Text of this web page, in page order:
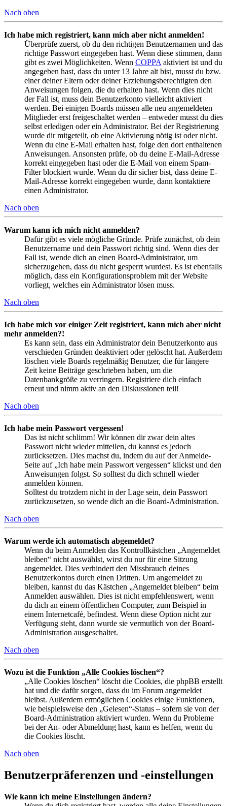
Nach oben
Ich habe mich registriert, kann mich aber nicht anmelden!
Überprüfe zuerst, ob du den richtigen Benutzernamen und das
richtige Passwort eingegeben hast. Wenn diese stimmen, dann
gibt es zwei Möglichkeiten. Wenn COPPA aktiviert ist und du
angegeben hast, dass du unter 13 Jahre alt bist, musst du bzw.
einer deiner Eltern oder deiner Erziehungsberechtigten den
Anweisungen folgen, die du erhalten hast. Wenn dies nicht
der Fall ist, muss dein Benutzerkonto vielleicht aktiviert
werden. Bei einigen Boards müssen alle neu angemeldeten
Mitglieder erst freigeschaltet werden – entweder musst du dies
selbst erledigen oder ein Administrator. Bei der Registrierung
wurde dir mitgeteilt, ob eine Aktivierung nötig ist oder nicht.
Wenn du eine E-Mail erhalten hast, folge den dort enthaltenen
Anweisungen. Ansonsten prüfe, ob du deine E-Mail-Adresse
korrekt eingegeben hast oder die E-Mail von einem Spam-
Filter blockiert wurde. Wenn du dir sicher bist, dass deine E-
Mail-Adresse korrekt eingegeben wurde, dann kontaktiere
einen Administrator.
Nach oben
Warum kann ich mich nicht anmelden?
Dafür gibt es viele mögliche Gründe. Prüfe zunächst, ob dein
Benutzername und dein Passwort richtig sind. Wenn dies der
Fall ist, wende dich an einen Board-Administrator, um
sicherzugehen, dass du nicht gesperrt wurdest. Es ist ebenfalls
möglich, dass ein Konfigurationsproblem mit der Website
vorliegt, welches ein Administrator lösen muss.
Nach oben
Ich habe mich vor einiger Zeit registriert, kann mich aber nicht
mehr anmelden?!
Es kann sein, dass ein Administrator dein Benutzerkonto aus
verschieden Gründen deaktiviert oder gelöscht hat. Außerdem
löschen viele Boards regelmäßig Benutzer, die für längere
Zeit keine Beiträge geschrieben haben, um die
Datenbankgröße zu verringern. Registriere dich einfach
erneut und nimm aktiv an den Diskussionen teil!
Nach oben
Ich habe mein Passwort vergessen!
Das ist nicht schlimm! Wir können dir zwar dein altes
Passwort nicht wieder mitteilen, du kannst es jedoch
zurücksetzen. Dies machst du, indem du auf der Anmelde-
Seite auf „Ich habe mein Passwort vergessen“ klickst und den
Anweisungen folgst. So solltest du dich schnell wieder
anmelden können.
Solltest du trotzdem nicht in der Lage sein, dein Passwort
zurückzusetzen, so wende dich an die Board-Administration.
Nach oben
Warum werde ich automatisch abgemeldet?
Wenn du beim Anmelden das Kontrollkästchen „Angemeldet
bleiben“ nicht auswählst, wirst du nur für eine Sitzung
angemeldet. Dies verhindert den Missbrauch deines
Benutzerkontos durch einen Dritten. Um angemeldet zu
bleiben, kannst du das Kästchen „Angemeldet bleiben“ beim
Anmelden auswählen. Dies ist nicht empfehlenswert, wenn
du dich an einem öffentlichen Computer, zum Beispiel in
einem Internetcafé, befindest. Wenn diese Option nicht zur
Verfügung steht, dann wurde sie vermutlich von der Board-
Administration ausgeschaltet.
Nach oben
Wozu ist die Funktion „Alle Cookies löschen“?
„Alle Cookies löschen“ löscht die Cookies, die phpBB erstellt
hat und die dafür sorgen, dass du im Forum angemeldet
bleibst. Außerdem ermöglichen Cookies einige Funktionen,
wie beispielsweise den „Gelesen“-Status – sofern sie von der
Board-Administration aktiviert wurden. Wenn du Probleme
bei der An- oder Abmeldung hast, kann es helfen, wenn du
die Cookies löscht.
Nach oben
Benutzerpräferenzen und -einstellungen
Wie kann ich meine Einstellungen ändern?